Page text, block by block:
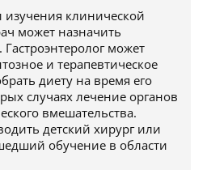
клинической
может назначить
может
и терапевтическое
диету на время его
случаях лечение органов
вмешательства.
детский хирург или
обучение в области